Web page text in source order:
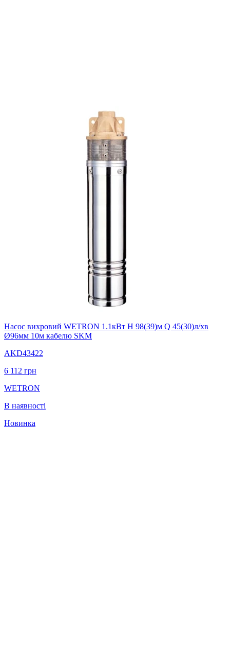
Насос вихровий WETRON 1.1кВт H 98(39)м Q 45(30)л/хв
Ø96мм 10м кабелю SKM
AKD43422
6 112 грн
WETRON
В наявності
Новинка